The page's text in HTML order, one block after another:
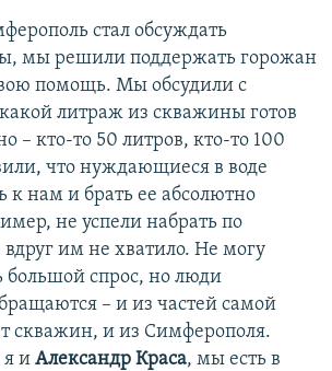
стал обсуждать
мы решили поддержать горожан
помощь. Мы обсудили с
литраж из скважины готов
– кто-то 50 литров, кто-то 100
что нуждающиеся в воде
к нам и брать ее абсолютно
не успели набрать по
им не хватило. Не могу
большой спрос, но люди
– и из частей самой
скважин, и из Симферополя.
я и Александр Краса, мы есть в